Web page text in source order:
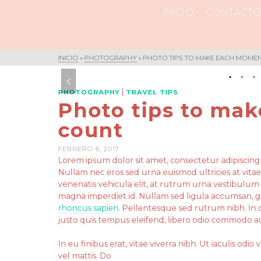
INICIO CONTACTO
INICIO » PHOTOGRAPHY » PHOTO TIPS TO MAKE EACH
PHOTOGRAPHY TRAVEL TIPS
Photo tips to
count
FEBRERO 6, 2017
Lorem ipsum dolor sit amet, consectetur
Nullam nec eros sed urna euismod ultricies at
venenatis vehicula elit, at rutrum urna vestibulum
magna imperdiet id. Nullam sed ligula accumsan,
rhoncus sapien. Pellentesque sed rutrum nibh. In
justo quis tempus eleifend, libero odio commodo
In eu finibus erat, vitae viverra nibh. Ut iaculis
vel mattis. Do